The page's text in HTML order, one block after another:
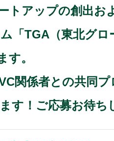
トアップの創出お
「TGA（東北グロ
す。
関係者との共同
す！ご応募お待ち